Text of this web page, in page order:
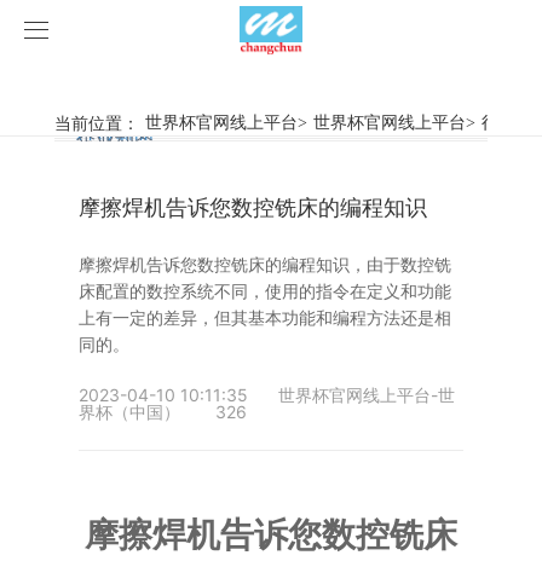
世界杯官网线上平台
旋弧焊机
摩擦焊机
惯性摩擦焊机
连续驱动摩擦焊机
简易数控铣床
产品视频
世界杯官网线上平台
行业新闻
企业动态
案例展示
客户案例
荣誉资质
世界杯官网线上平台-世界杯（中国）
当前位置： 世界杯官网线上平台> 世界杯官网线上平台> 行业新
行业新闻
企业动态
摩擦焊机告诉您数控铣床的编程知识
摩擦焊机告诉您数控铣床的编程知识，由于数控铣
床配置的数控系统不同，使用的指令在定义和功能
上有一定的差异，但其基本功能和编程方法还是相
同的。
2023-04-10 10:11:35
世界杯官网线上平台-世
界杯（中国）
326
摩擦焊机告诉您数控铣床